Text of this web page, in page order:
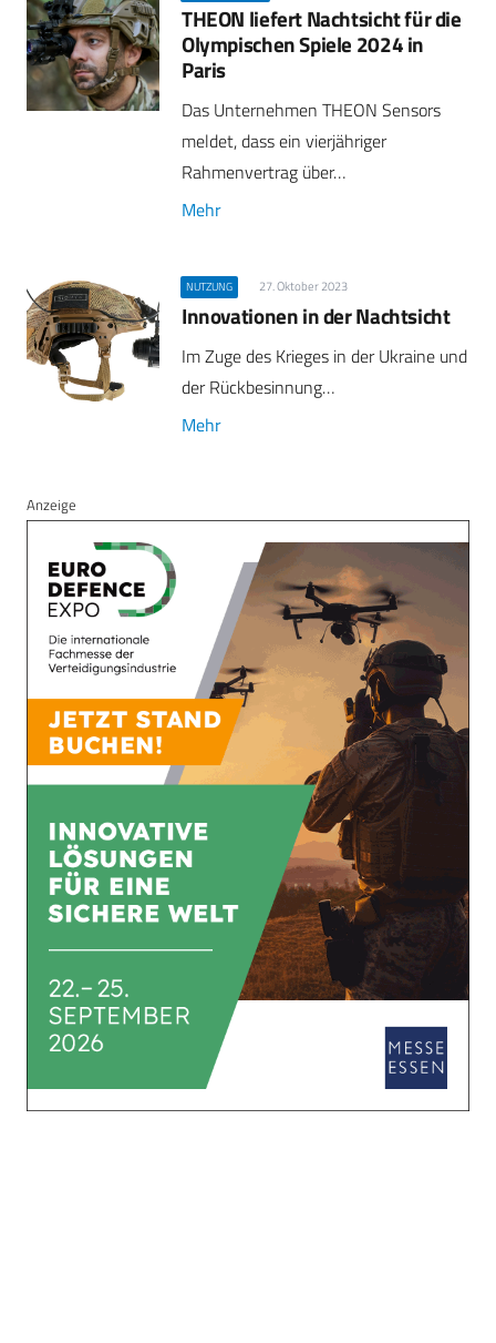
THEON liefert Nachtsicht für die
Olympischen Spiele 2024 in
Paris
Das Unternehmen THEON Sensors
meldet, dass ein vierjähriger
Rahmenvertrag über…
Mehr
NUTZUNG 27. Oktober 2023
Innovationen in der Nachtsicht
Im Zuge des Krieges in der Ukraine und
der Rückbesinnung…
Mehr
Anzeige